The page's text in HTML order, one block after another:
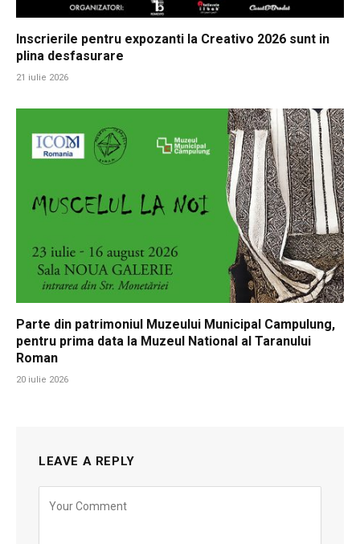
Inscrierile pentru expozanti la Creativo 2026 sunt in
plina desfasurare
21 iulie 2026
Parte din patrimoniul Muzeului Municipal Campulung,
pentru prima data la Muzeul National al Taranului
Roman
20 iulie 2026
LEAVE A REPLY